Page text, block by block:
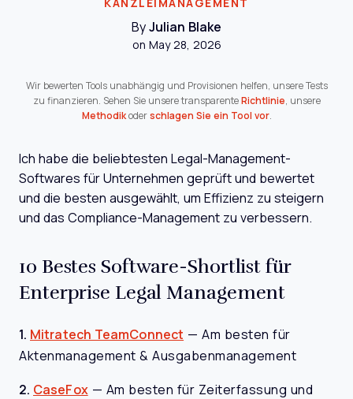
KANZLEIMANAGEMENT
By Julian Blake
on May 28, 2026
Wir bewerten Tools unabhängig und Provisionen helfen, unsere Tests
zu finanzieren. Sehen Sie unsere transparente Richtlinie, unsere
Methodikoder schlagen Sie ein Tool vor.
Ich habe die beliebtesten Legal-Management-
Softwares für Unternehmen geprüft und bewertet
und die besten ausgewählt, um Effizienz zu steigern
und das Compliance-Management zu verbessern.
10 Bestes Software-Shortlist für
Enterprise Legal Management
1. Mitratech TeamConnect —Am besten für
Aktenmanagement & Ausgabenmanagement
2. CaseFox — Am besten für Zeiterfassung und